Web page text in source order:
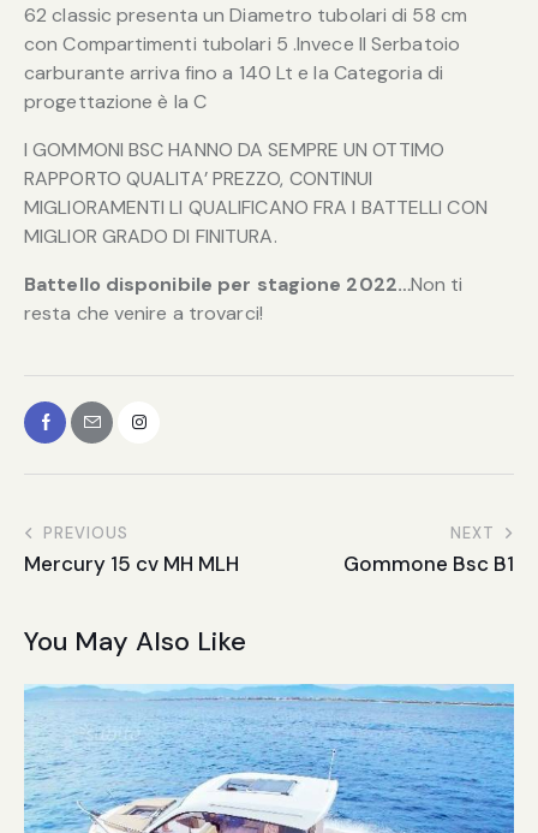
62 classic presenta un Diametro tubolari di 58 cm
con Compartimenti tubolari 5 .Invece Il Serbatoio
carburante arriva fino a 140 Lt e la Categoria di
progettazione è la C
I GOMMONI BSC HANNO DA SEMPRE UN OTTIMO
RAPPORTO QUALITA’ PREZZO, CONTINUI
MIGLIORAMENTI LI QUALIFICANO FRA I BATTELLI CON
MIGLIOR GRADO DI FINITURA.
Battello disponibile per stagione 2022…Non ti
resta che venire a trovarci!
PREVIOUS
Mercury 15 cv MH MLH
NEXT
Gommone Bsc B1
You May Also Like